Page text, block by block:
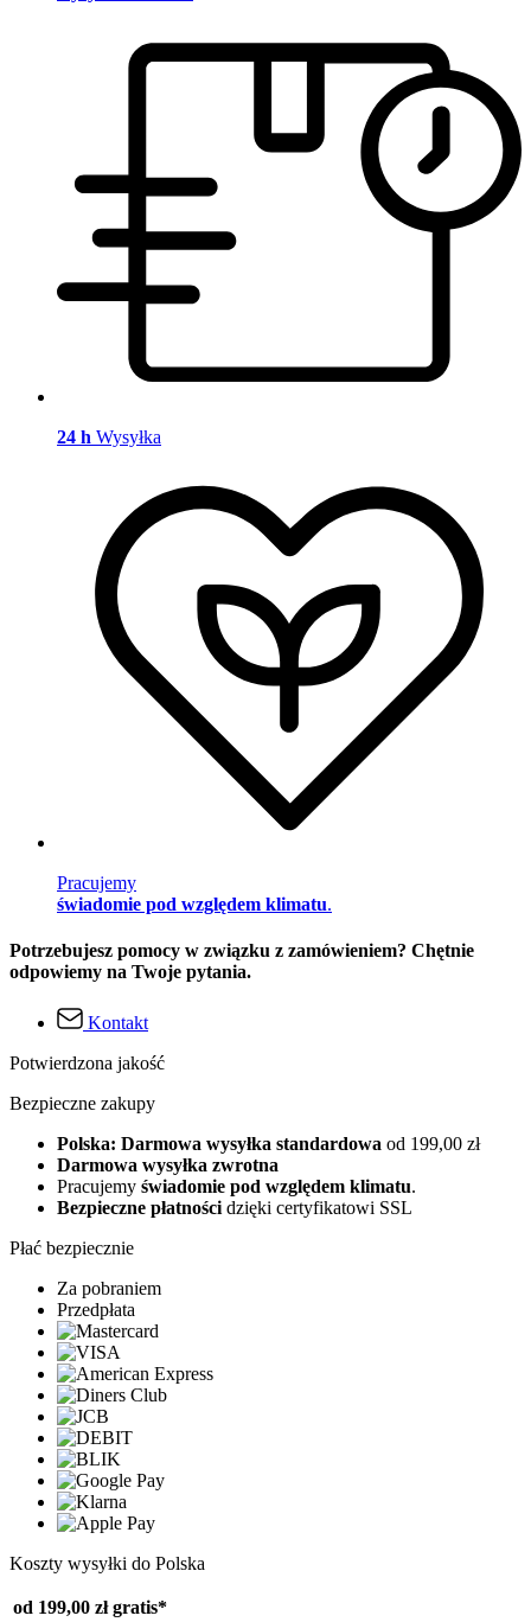
24 h Wysyłka
Pracujemy
świadomie pod względem klimatu.
Potrzebujesz pomocy w związku z zamówieniem? Chętnie
odpowiemy na Twoje pytania.
Kontakt
Potwierdzona jakość
Bezpieczne zakupy
Polska: Darmowa wysyłka standardowa od 199,00 zł
Darmowa wysyłka zwrotna
Pracujemy świadomie pod względem klimatu.
Bezpieczne płatności dzięki certyfikatowi SSL
Płać bezpiecznie
Za pobraniem
Przedpłata
Koszty wysyłki do Polska
od 199,00 zł gratis*